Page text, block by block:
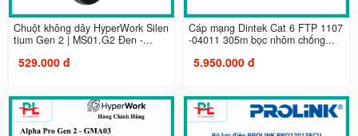
Chuột không dây HyperWork Silen
tium Gen 2 | MS01.G2 Đen -...
529.000 đ
Cáp mạng Dintek Cat 6 FTP 1107
-04011 305m bọc nhôm chống...
5.950.000 đ